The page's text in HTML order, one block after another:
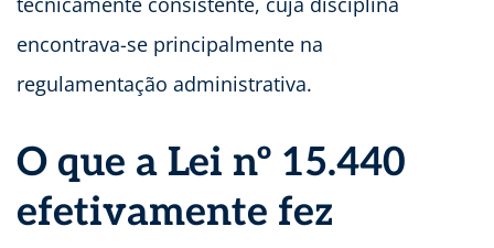
encontrava-se principalmente na
regulamentação administrativa.
O que a Lei nº 15.440
efetivamente fez